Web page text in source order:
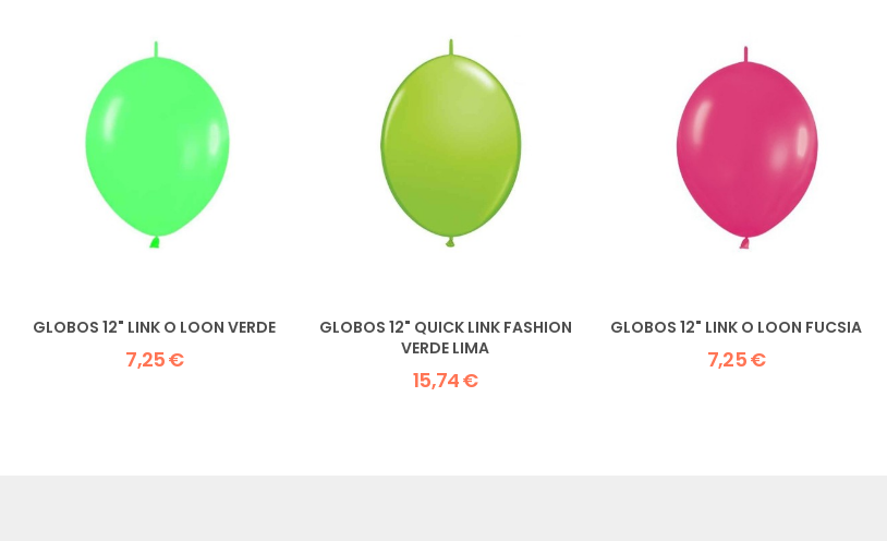
GLOBOS 12" LINK O LOON VERDE
7,25 €
GLOBOS 12" QUICK LINK FASHION
VERDE LIMA
15,74 €
GLOBOS 12" LINK O LOON FUCSIA
7,25 €